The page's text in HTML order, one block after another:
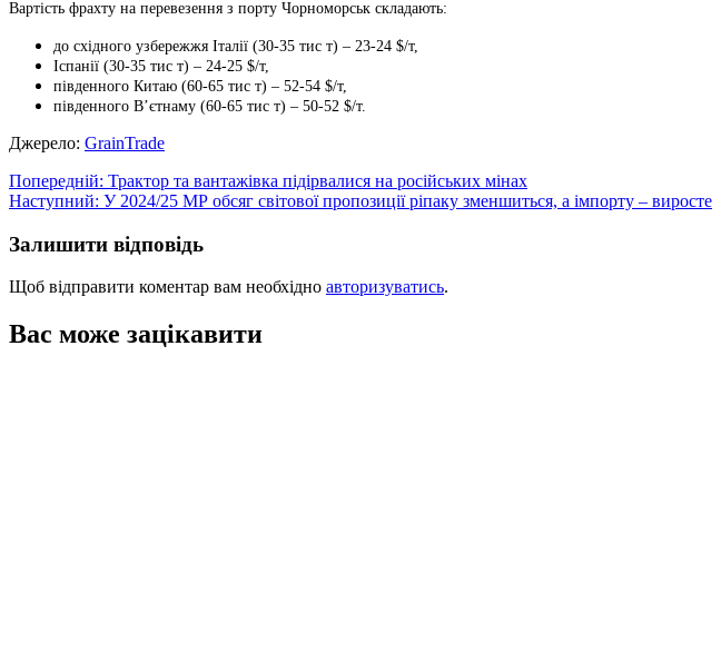
Вартість фрахту на перевезення з порту Чорноморськ складають:
до східного узбережжя Італії (30-35 тис т) – 23-24 $/т,
Іспанії (30-35 тис т) – 24-25 $/т,
південного Китаю (60-65 тис т) – 52-54 $/т,
південного В’єтнаму (60-65 тис т) – 50-52 $/т.
Джерело: GrainTrade
Навігація
записів
Попередній: Трактор та вантажівка підірвалися на російських мінах
Наступний: У 2024/25 МР обсяг світової пропозиції ріпаку зменшиться, а імпорту – виросте
Залишити відповідь
Щоб відправити коментар вам необхідно авторизуватись.
Вас може зацікавити